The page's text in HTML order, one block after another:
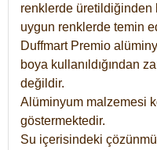
renklerde
uygun renklerde temin
Duffmart Premio
boya kullanıldığından
değildir.
Alüminyum malzemesi
göstermektedir.
Su içerisindeki